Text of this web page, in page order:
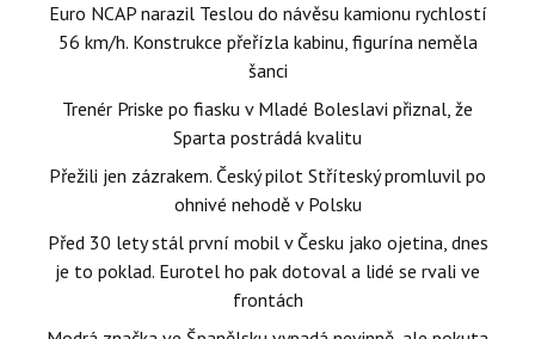
Euro NCAP narazil Teslou do návěsu kamionu rychlostí
56 km/h. Konstrukce přeřízla kabinu, figurína neměla
šanci
Trenér Priske po fiasku v Mladé Boleslavi přiznal, že
Sparta postrádá kvalitu
Přežili jen zázrakem. Český pilot Stříteský promluvil po
ohnivé nehodě v Polsku
Před 30 lety stál první mobil v Česku jako ojetina, dnes
je to poklad. Eurotel ho pak dotoval a lidé se rvali ve
frontách